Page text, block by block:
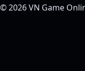
© 2026VN Game